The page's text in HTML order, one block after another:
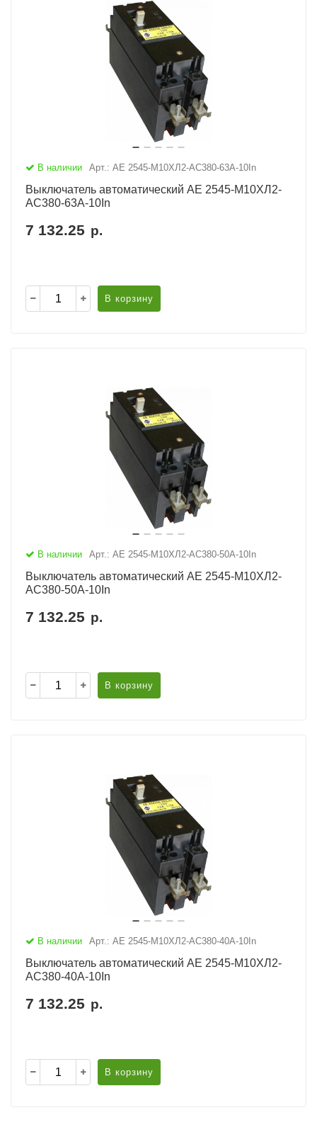
В наличии Арт.: АЕ 2545-М10ХЛ2-AC380-63А-10In
Выключатель автоматический АЕ 2545-М10ХЛ2-
AC380-63А-10In
7 132.25 р.
В корзину
В наличии Арт.: АЕ 2545-М10ХЛ2-AC380-50А-10In
Выключатель автоматический АЕ 2545-М10ХЛ2-
AC380-50А-10In
7 132.25 р.
В корзину
В наличии Арт.: АЕ 2545-М10ХЛ2-AC380-40А-10In
Выключатель автоматический АЕ 2545-М10ХЛ2-
AC380-40А-10In
7 132.25 р.
В корзину